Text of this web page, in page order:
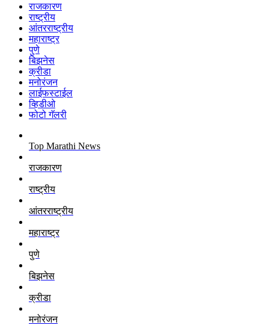
राजकारण
राष्ट्रीय
आंतरराष्ट्रीय
महाराष्ट्र
पुणे
बिझनेस
क्रीडा
मनोरंजन
लाईफस्टाईल
व्हिडीओ
फोटो गॅलरी
Top Marathi News
राजकारण
राष्ट्रीय
आंतरराष्ट्रीय
महाराष्ट्र
पुणे
बिझनेस
क्रीडा
मनोरंजन